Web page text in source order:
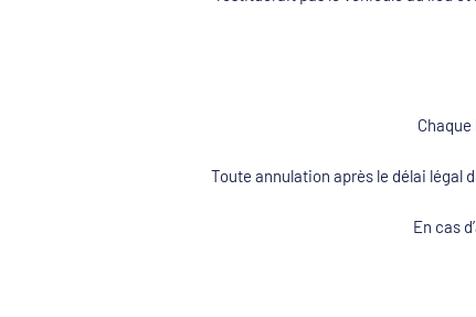
Toute annulation après le délai légal
En cas